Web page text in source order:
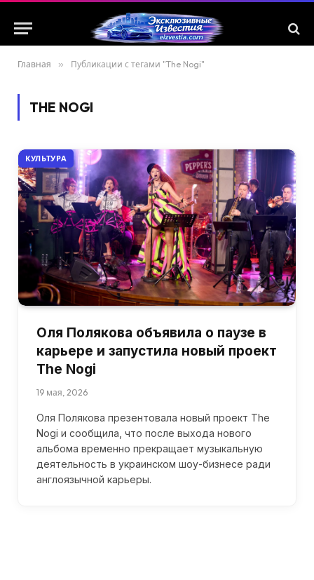
Главная » Публикации с тегами "The Nogi"
THE NOGI
КУЛЬТУРА
Оля Полякова объявила о паузе в
карьере и запустила новый проект
The Nogi
19 мая, 2026
Оля Полякова презентовала новый проект The
Nogi и сообщила, что после выхода нового
альбома временно прекращает музыкальную
деятельность в украинском шоу-бизнесе ради
англоязычной карьеры.